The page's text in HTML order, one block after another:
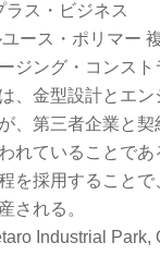
ス・ビジネス
ース・ポリマー
ジング・コンス
、金型設計とエン
、第三者企業と契
れていることで
を採用すること
される。
Industrial Park,